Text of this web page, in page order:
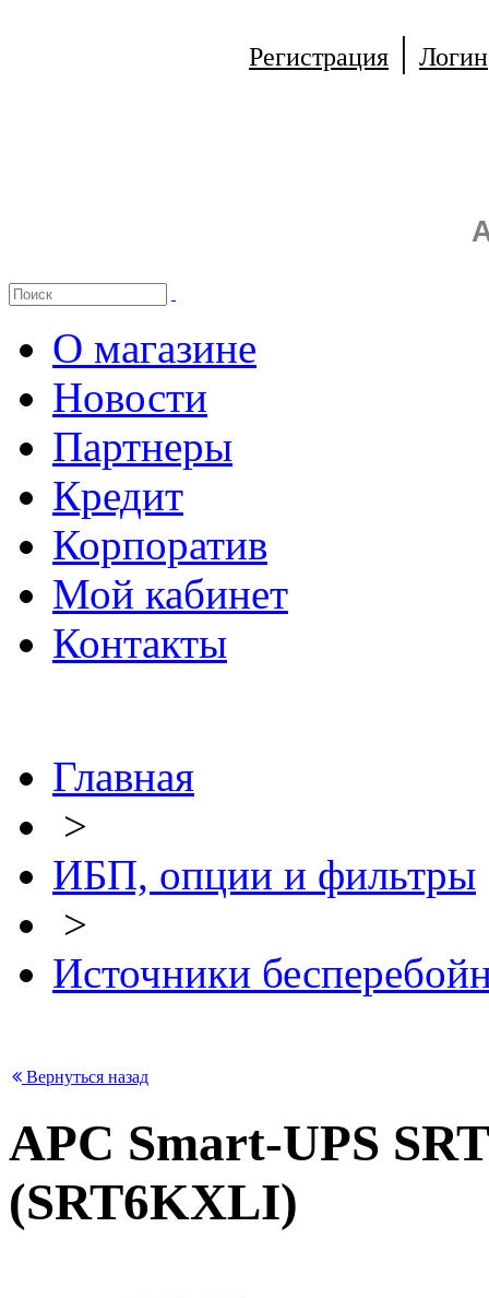
Регистрация | Логин
О магазине
Новости
Партнеры
Кредит
Корпоратив
Мой кабинет
Контакты
Главная
>
ИБП, опции и фильтры
>
Источники
Вернуться назад
APC Smart-UPS
(SRT6KXLI)